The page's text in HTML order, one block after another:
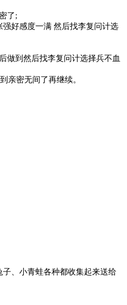
了;
好感度一满 然后找李复问计选
到然后找李复问计选择兵不血
密无间了再继续。
、小青蛙各种都收集起来送给